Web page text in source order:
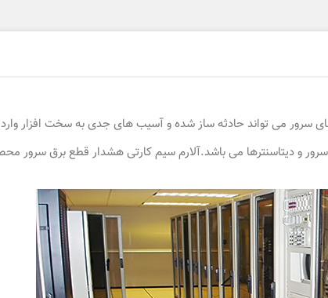
می تواند حادثه ساز شده و آسیب های جدی به سخت افزار وارد
و دیتاسنترها می باشد.آلارم سیم کارتی هشدار قطع برق سرور